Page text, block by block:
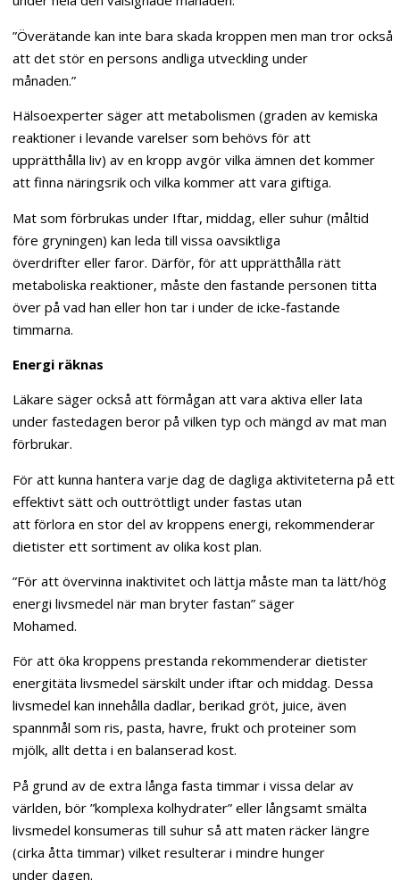
”Överätande kan inte bara skada kroppen men man tror också
att det stör en persons andliga utveckling under
månaden.”
Hälsoexperter säger att metabolismen (graden av kemiska
reaktioner i levande varelser som behövs för att
upprätthålla liv) av en kropp avgör vilka ämnen det kommer
att finna näringsrik och vilka kommer att vara giftiga.
Mat som förbrukas under Iftar, middag, eller suhur (måltid
före gryningen) kan leda till vissa oavsiktliga
överdrifter eller faror. Därför, för att upprätthålla rätt
metaboliska reaktioner, måste den fastande personen titta
över på vad han eller hon tar i under de icke-fastande
timmarna.
Energi räknas
Läkare säger också att förmågan att vara aktiva eller lata
under fastedagen beror på vilken typ och mängd av mat man
förbrukar.
För att kunna hantera varje dag de dagliga aktiviteterna på ett
effektivt sätt och outtröttligt under fastas utan
att förlora en stor del av kroppens energi, rekommenderar
dietister ett sortiment av olika kost plan.
”För att övervinna inaktivitet och lättja måste man ta lätt/hög
energi livsmedel när man bryter fastan” säger
Mohamed.
För att öka kroppens prestanda rekommenderar dietister
energitäta livsmedel särskilt under iftar och middag. Dessa
livsmedel kan innehålla dadlar, berikad gröt, juice, även
spannmål som ris, pasta, havre, frukt och proteiner som
mjölk, allt detta i en balanserad kost.
På grund av de extra långa fasta timmar i vissa delar av
världen, bör ”komplexa kolhydrater” eller långsamt smälta
livsmedel konsumeras till suhur så att maten räcker längre
(cirka åtta timmar) vilket resulterar i mindre hunger
under dagen.